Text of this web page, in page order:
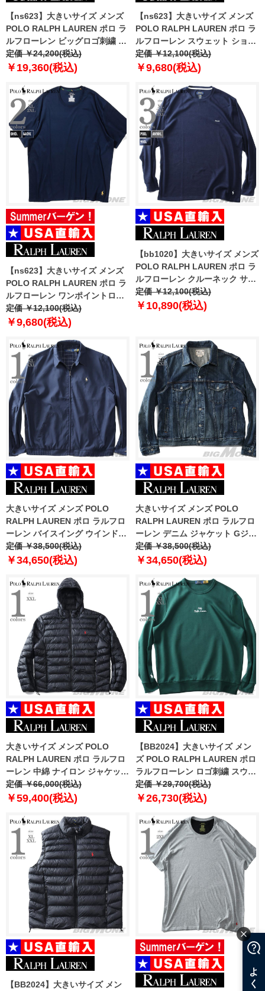
【ns623】大きいサイズ メンズ
POLO RALPH LAUREN ポロ ラ
ルフローレン ビッグロゴ刺繍 鹿
の子 半袖 ポロシャツ USA直輸入
710688969-003
定価 ￥24,200(税込)
￥19,360(税込)
【ns623】大きいサイズ メンズ
POLO RALPH LAUREN ポロ ラ
ルフローレン スウェット ショー
ツ ショートパンツ ハーフパンツ
USA直輸入 plctsr
定価 ￥12,100(税込)
￥9,680(税込)
【ns623】大きいサイズ メンズ
POLO RALPH LAUREN ポロ ラ
ルフローレン ワンポイントロゴ
半袖 Tシャツ USA直輸入 plctcr
定価 ￥12,100(税込)
￥9,680(税込)
【bb1020】大きいサイズ メンズ
POLO RALPH LAUREN ポロ ラ
ルフローレン クルーネック サー
マル 長袖 Tシャツ USA直輸入
pwlc2f
定価 ￥12,100(税込)
￥10,890(税込)
大きいサイズ メンズ POLO
RALPH LAUREN ポロ ラルフロ
ーレン バイスイング ウインドブ
レーカー USA直輸入
710548506-001
定価 ￥38,500(税込)
￥34,650(税込)
大きいサイズ メンズ POLO
RALPH LAUREN ポロ ラルフロ
ーレン デニム ジャケット Gジャ
ン USA直輸入 710673235-001
定価 ￥38,500(税込)
￥34,650(税込)
大きいサイズ メンズ POLO
RALPH LAUREN ポロ ラルフロ
ーレン 中綿 ナイロン ジャケット
USA直輸入 710955870-002
定価 ￥66,000(税込)
￥59,400(税込)
【BB2024】大きいサイズ メン
ズ POLO RALPH LAUREN ポロ
ラルフローレン ロゴ刺繍 スウェ
ット トレーナー USA直輸入
710941833-009
定価 ￥29,700(税込)
￥26,730(税込)
【BB2024】大きいサイズ メン